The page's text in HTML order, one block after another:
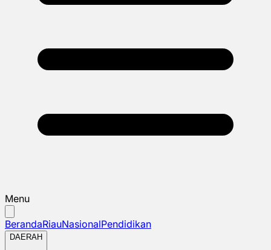
Menu
BerandaRiauNasionalPendidikan
DAERAH